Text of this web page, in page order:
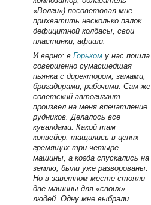
«Волги») посоветовал мне
прихватить несколько палок
дефицитной колбасы, свои
пластинки, афиши.
И верно: вГорьком у нас пошла
совершенно сумасшедшая
пьянка с директором, замами,
бригадирами, рабочими. Сам же
советский автогигант
произвел на меня впечатление
рудников. Делалось все
кувалдами. Какой там
конвейер: тащились в цепях
гремящих три-четыре
машины, а когда спускались на
землю, были уже разворованы.
Но в заветном месте стояли
две машины для «своих»
людей. Одну мне выбрали.